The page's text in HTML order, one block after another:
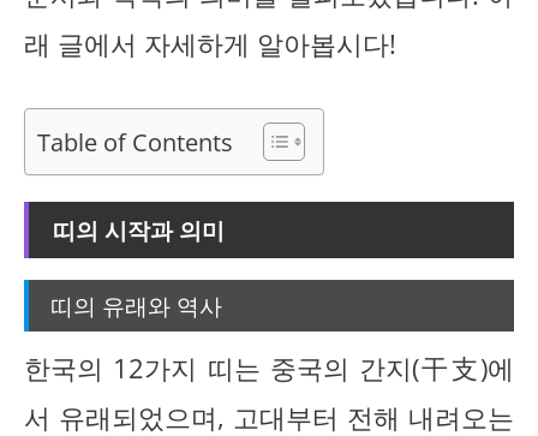
래 글에서 자세하게 알아봅시다!
Table of Contents
띠의 시작과 의미
띠의 유래와 역사
한국의 12가지 띠는 중국의 간지(干支)에
서 유래되었으며, 고대부터 전해 내려오는